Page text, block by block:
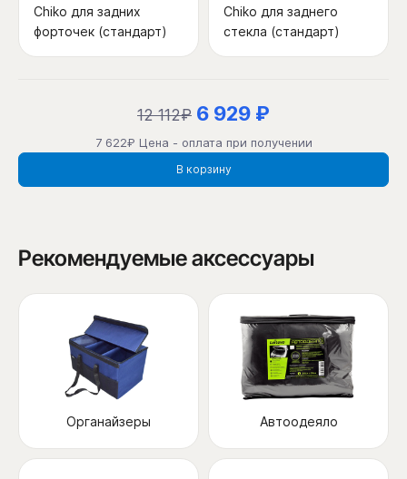
Chiko для задних
форточек (стандарт)
Chiko для заднего
стекла (стандарт)
12 112₽ 6 929 ₽
7 622₽ Цена - оплата при получении
В корзину
Рекомендуемые аксессуары
Органайзеры Автоодеяло